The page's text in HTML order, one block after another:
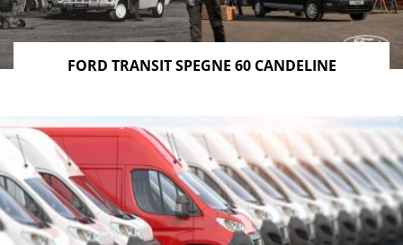
FORD TRANSIT SPEGNE 60 CANDELINE